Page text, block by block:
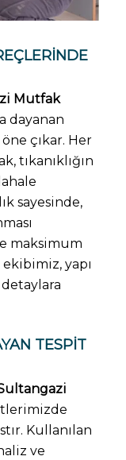
Mutfak
dayanan
çıkar. Her
tıkanıklığın
sayesinde,
maksimum
yapı
TESPIT
Kullanılan
ve